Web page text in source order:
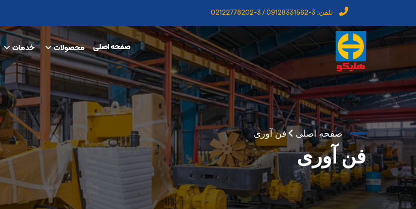
تلفن:3-09128331562 / 3-02122778202
صفحه اصلی محصولات خدمات
صفحه اصلی فن آوری
فن آوری